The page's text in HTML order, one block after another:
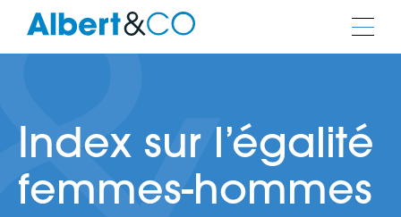
Index sur l’égalité
femmes-hommes